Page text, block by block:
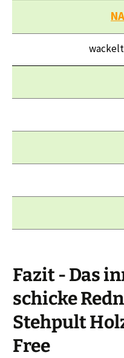
Fazit - Das
schicke
Stehpult
Free